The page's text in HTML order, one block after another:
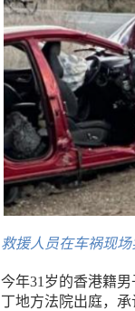
救援人员在车祸现
今年31岁的香港籍
丁地方法院出庭，